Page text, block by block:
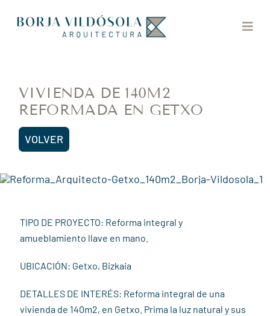
SERVICIOS
VIVIENDA DE 140M2
REFORMADA EN GETXO
VOLVER
TIPO DE PROYECTO: Reforma integral y
amueblamiento llave en mano.
UBICACIÓN: Getxo, Bizkaia
DETALLES DE INTERÉS: Reforma integral de una
vivienda de 140m2, en Getxo. Prima la luz natural y sus